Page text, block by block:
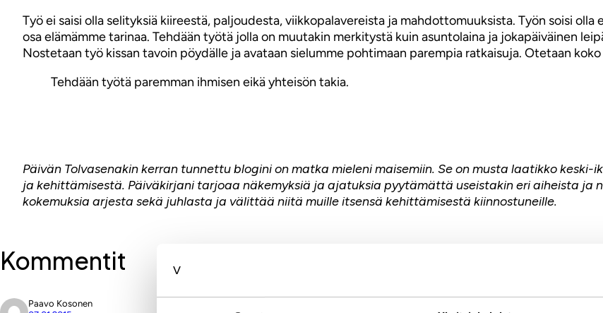
Työ ei saisi olla selityksiä kiireestä, paljoudesta, viikkopalavereista ja mahdottomuuksista. Työn soisi
osa elämämme tarinaa. Tehdään työtä jolla on muutakin merkitystä kuin asuntolaina ja jokapäiväinen
Nostetaan työ kissan tavoin pöydälle ja avataan sielumme pohtimaan parempia ratkaisuja. Otetaan
Tehdään työtä paremman ihmisen eikä yhteisön takia.
Päivän Tolvasenakin kerran tunnettu blogini on matka mieleni maisemiin. Se on musta laatikko
ja kehittämisestä. Päiväkirjani tarjoaa näkemyksiä ja ajatuksia pyytämättä useistakin eri aiheista ja
kokemuksia arjesta sekä juhlasta ja välittää niitä muille itsensä kehittämisestä kiinnostuneille.
Kommentit
Paavo Kosonen